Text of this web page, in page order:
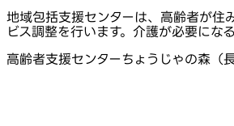
地域包括支援センターは、高齢者が住
ビス調整を行います。介護が必要にな
高齢者支援センターちょうじゃの森（